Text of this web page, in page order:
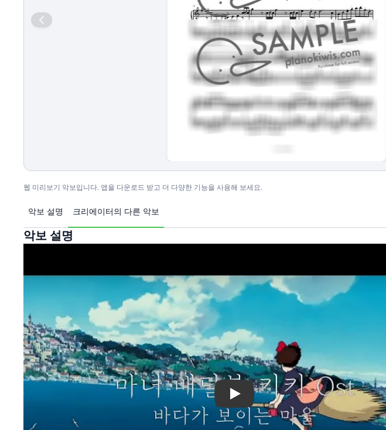
웹 미리보기 악보입니다. 앱을 다운로드 받고 더 다양한 기능을 사용해 보세요.
악보 설명 크리에이터의 다른 악보
악보 설명
Play